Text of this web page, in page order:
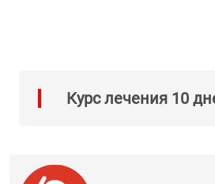
Курс лечения 10